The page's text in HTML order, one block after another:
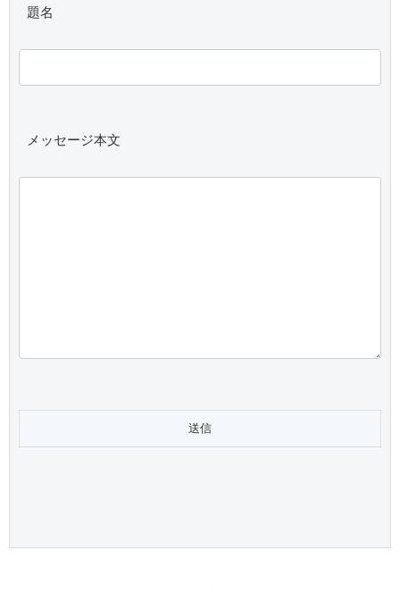
題名
メッセージ本文